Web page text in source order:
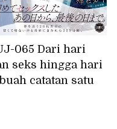
065 Dari hari
seks hingga hari
catatan satu